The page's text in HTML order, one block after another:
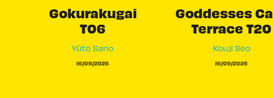
Gokurakugai
T06
Yûto Sano
16/09/2026
Goddesses
Terrace T20
Kouji Seo
16/09/2026